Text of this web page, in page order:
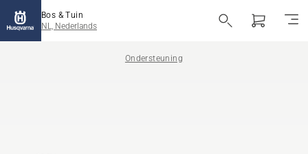
Bos & Tuin
NL, Nederlands
Ondersteuning